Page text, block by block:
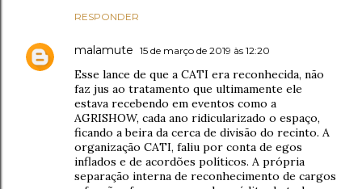
RESPONDER
malamute 15 de março de 2019 às 12:20
Esse lance de que a CATI era reconhecida, não
faz jus ao tratamento que ultimamente ele
estava recebendo em eventos como a
AGRISHOW, cada ano ridicularizado o espaço,
ficando a beira da cerca de divisão do recinto. A
organização CATI, faliu por conta de egos
inflados e de acordões políticos. A própria
separação interna de reconhecimento de cargos